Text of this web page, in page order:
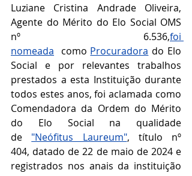
Luziane Cristina Andrade Oliveira,
Agente do Mérito do Elo Social OMS
nº 6.536,foi
nomeada como Procuradora do Elo
Social e por relevantes trabalhos
prestados a esta Instituição durante
todos estes anos, foi aclamada como
Comendadora da Ordem do Mérito
do Elo Social na qualidade
de "Neófitus Laureum", título nº
404, datado de 22 de maio de 2024 e
registrados nos anais da instituição